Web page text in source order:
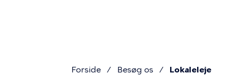
Forside Besøg os Lokaleleje